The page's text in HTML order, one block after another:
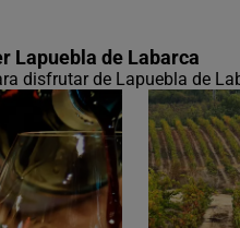
Lapuebla de Labarca
disfrutar de Lapuebla de